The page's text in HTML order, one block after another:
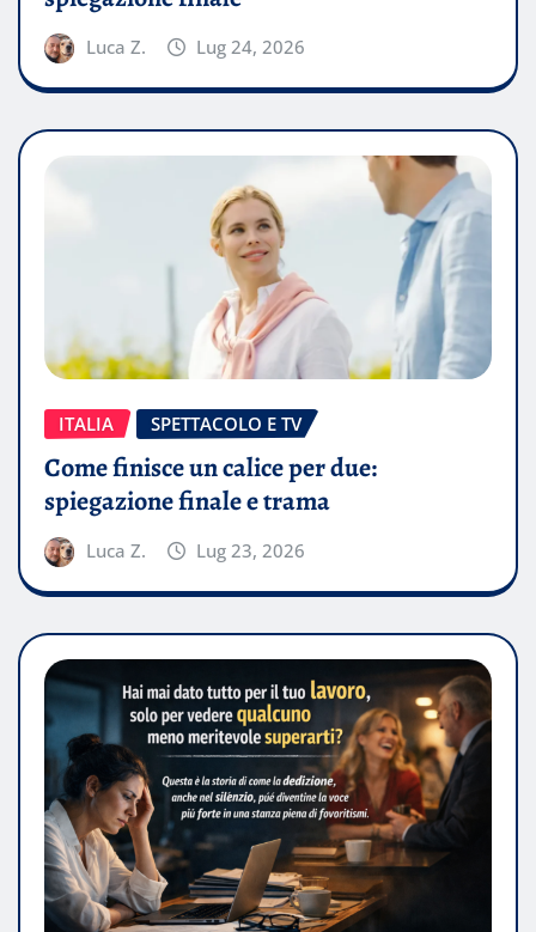
Luca Z. Lug 24, 2026
ITALIA SPETTACOLO E TV
Come finisce un calice per due:
spiegazione finale e trama
Luca Z. Lug 23, 2026